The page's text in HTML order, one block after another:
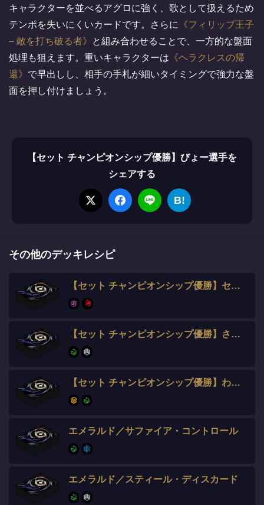
キャラクターを並べるアグロに強く、歌として扱えるため
テンポを失いにくいカードです。さらに
フィリップ王子
– 敵を打ち破る者
と組み合わせることで、一方的な盤面
処理も狙えます。重いキャラクターは
ヘラクレスの帰
還
で早出しし、相手の手札が細いタイミングで強力な盤
面を押し付けましょう。
【セット チャンピオンシップ優勝】びょー選手を
シェアする
B!
その他のデッキレシピ
【セット チャンピオンシップ優勝】セイ選手
【セット チャンピオンシップ優勝】さいか選手
【セット チャンピオンシップ優勝】わいけー選手
エメラルド／サファイア・コントロール
エメラルド／スティール・ディスカード